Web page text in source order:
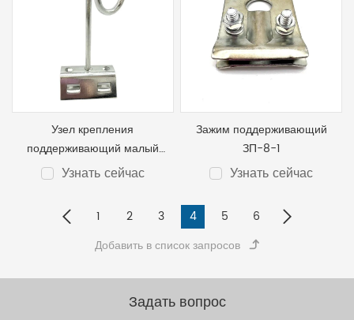
Узел крепления
поддерживающий малый
сварной УК-П-01БУ
Узнать сейчас
Зажим поддерживающий
ЗП-8-1
Узнать сейчас
1 2 3 4 5 6
Задать вопрос